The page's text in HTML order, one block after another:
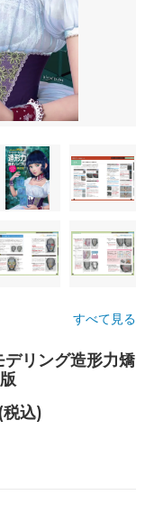
すべて見る
リング造形力矯
込)